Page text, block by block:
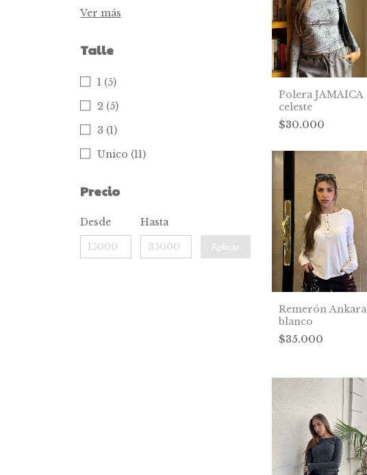
Ver más
Talle
1 (5)
2 (5)
3 (1)
Unico (11)
Precio
Desde Hasta
Aplicar
Polera JAMAICA
celeste
$30.000
Remerón Ankara
blanco
$35.000